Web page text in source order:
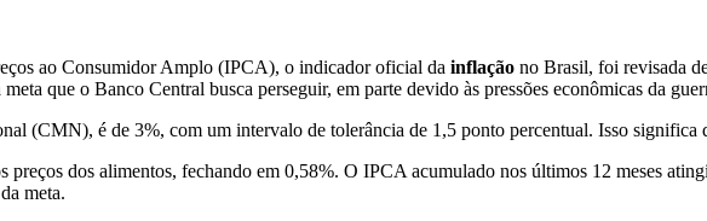
ao Consumidor Amplo (IPCA), o indicador oficial da inflação no Brasil, foi revisada
que o Banco Central busca perseguir, em parte devido às pressões econômicas da
(CMN), é de 3%, com um intervalo de tolerância de 1,5 ponto percentual. Isso
dos alimentos, fechando em 0,58%. O IPCA acumulado nos últimos 12 meses
meta.